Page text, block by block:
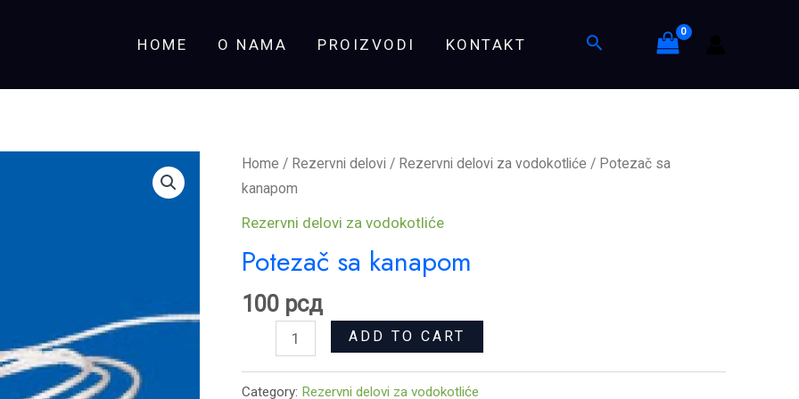
HOME O NAMA PROIZVODI KONTAKT Search
Home / Rezervni delovi / Rezervni delovi za vodokotliće / Potezač sa
kanapom
Rezervni delovi za vodokotliće
Potezač sa kanapom
100 рсд
Potezač
sa
kanapom
ADD TO CART
Category: Rezervni delovi za vodokotliće